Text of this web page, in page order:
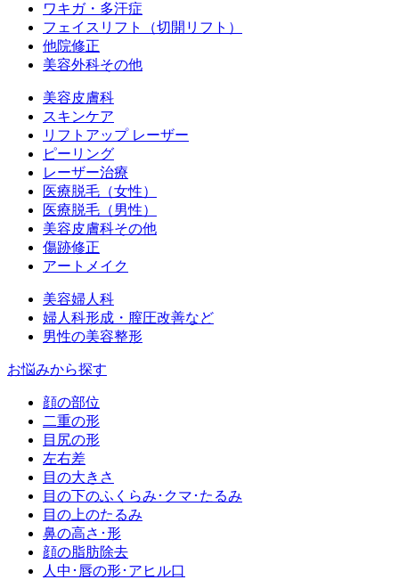
ワキガ・多汗症
フェイスリフト（切開リフト）
他院修正
美容外科その他
美容皮膚科
スキンケア
リフトアップ レーザー
ピーリング
レーザー治療
医療脱毛（女性）
医療脱毛（男性）
美容皮膚科その他
傷跡修正
アートメイク
美容婦人科
婦人科形成・膣圧改善など
男性の美容整形
お悩みから探す
顔の部位
二重の形
目尻の形
左右差
目の大きさ
目の下のふくらみ･クマ･たるみ
目の上のたるみ
鼻の高さ･形
顔の脂肪除去
人中･唇の形･アヒル口